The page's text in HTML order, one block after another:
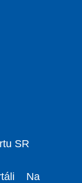
SR
Na